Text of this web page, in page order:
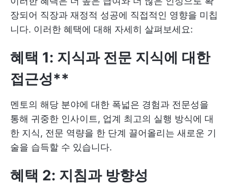
장되어 직장과 재정적 성공에 직접적인 영향을 미칩
니다. 이러한 혜택에 대해 자세히 살펴보세요:
혜택 1: 지식과 전문 지식에 대한
접근성**
멘토의 해당 분야에 대한 폭넓은 경험과 전문성을
통해 귀중한 인사이트, 업계 최고의 실행 방식에 대
한 지식, 전문 역량을 한 단계 끌어올리는 새로운 기
술을 습득할 수 있습니다.
혜택 2: 지침과 방향성